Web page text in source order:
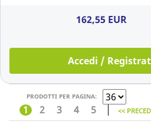
162,55 EUR
Accedi /
PRODOTTI PER PAGINA:
1 2 3 4 5 <<